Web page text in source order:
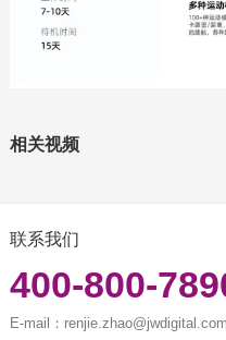
相关视频
联系我们
400-800-
E-mail：